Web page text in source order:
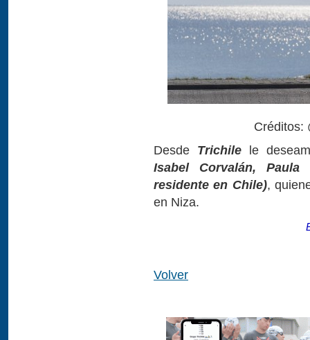
Créditos:
Desde Trichilele
Isabel Corvalán,
residente en Chile),
en Niza.
Volver